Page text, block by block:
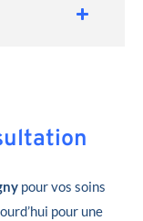
pour vos soins
pour une